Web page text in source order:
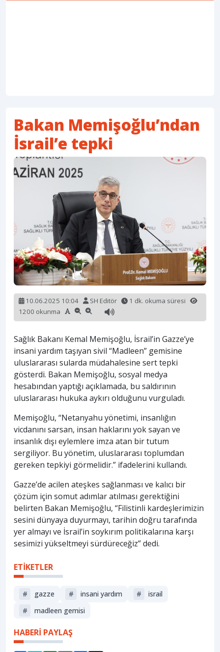
Bakan Memişoğlu’ndan
İsrail’e tepki
10.06.2025 10:04 SH Editör
1 dk. okuma süresi
1200 okunma
Sağlık Bakanı Kemal Memişoğlu, İsrail’in Gazze’ye
insani yardım taşıyan sivil “Madleen” gemisine
uluslararası sularda müdahalesine sert tepki
gösterdi. Bakan Memişoğlu, sosyal medya
hesabından yaptığı açıklamada, bu saldırının
uluslararası hukuka aykırı olduğunu vurguladı.
Memişoğlu, “Netanyahu yönetimi, insanlığın
vicdanını sarsan, insan haklarını yok sayan ve
insanlık dışı eylemlere imza atan bir tutum
sergiliyor. Bu yönetim, uluslararası toplumdan
gereken tepkiyi görmelidir.” ifadelerini kullandı.
Gazze’de acilen ateşkes sağlanması ve kalıcı bir
çözüm için somut adımlar atılması gerektiğini
belirten Bakan Memişoğlu, “Filistinli kardeşlerimizin
sesini dünyaya duyurmayı, tarihin doğru tarafında
yer almayı ve İsrail’in soykırım politikalarına karşı
sesimizi yükseltmeyi sürdüreceğiz” dedi.
ETİKETLER
# gazze # insani yardım #
i̇srail
#
madleen gemisi
HABERİ PAYLAŞ